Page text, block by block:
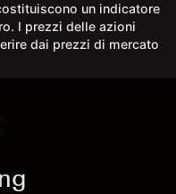
un indicatore
I prezzi delle azioni
dai prezzi di mercato